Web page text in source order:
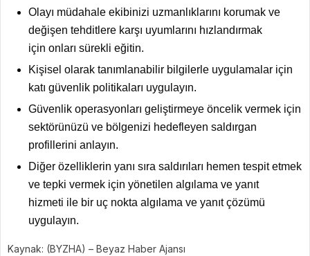
Olayı müdahale ekibinizi uzmanlıklarını korumak ve
değişen tehditlere karşı uyumlarını hızlandırmak
için onları sürekli eğitin.
Kişisel olarak tanımlanabilir bilgilerle uygulamalar için
katı güvenlik politikaları uygulayın.
Güvenlik operasyonları geliştirmeye öncelik vermek için
sektörünüzü ve bölgenizi hedefleyen saldırgan
profillerini anlayın.
Diğer özelliklerin yanı sıra saldırıları hemen tespit etmek
ve tepki vermek için yönetilen algılama ve yanıt
hizmeti ile bir uç nokta algılama ve yanıt çözümü
uygulayın.
Kaynak: (BYZHA) – Beyaz Haber Ajansı